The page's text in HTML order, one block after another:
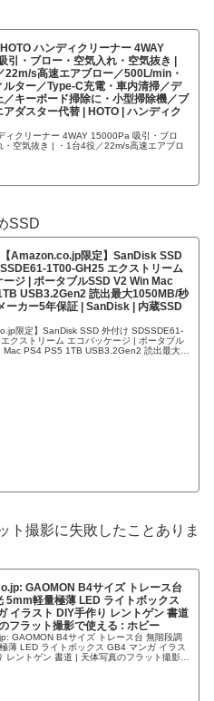
ハンディクリーナー 4WAY
引・ブロー・空気入れ・空気抜き |
22m/s高速エアブロー／500L/min・
ルター／Type-C充電・車内清掃／デ
／キーボード掃除に・小型掃除機／ブ
アダスター代替 | HOTO | ハンディク
ィクリーナー 4WAY 15000Pa 吸引・ブロ
・空気抜き | ・1台4役／22m/s高速エアブロ
SSD
Amazon.co.jp限定】SanDisk SSD
1T00-GH25 エクストリーム
ージ | ポータブルSSD V2 Win Mac
USB3.2Gen2 読出最大1050MB/秒
ーカー5年保証 | SanDisk | 内蔵SSD
限定】SanDisk SSD 外付け SDSSDE61-
クストリーム エコパッケージ | ポータブル
Mac PS4 PS5 1TB USB3.2Gen2 読出最大
ト撮影に失敗したことありま
GAOMON B4サイズ トレース台
5mm軽量極薄 LED ライトボックス
イラスト DIY手作り レントゲン 書道
のフラット撮影で使える : ホビー
GAOMON B4サイズ トレース台 無階段調
薄 LED ライトボックス GB4 マンガ イラス
レントゲン 書道 | 天体写真のフラット撮影で